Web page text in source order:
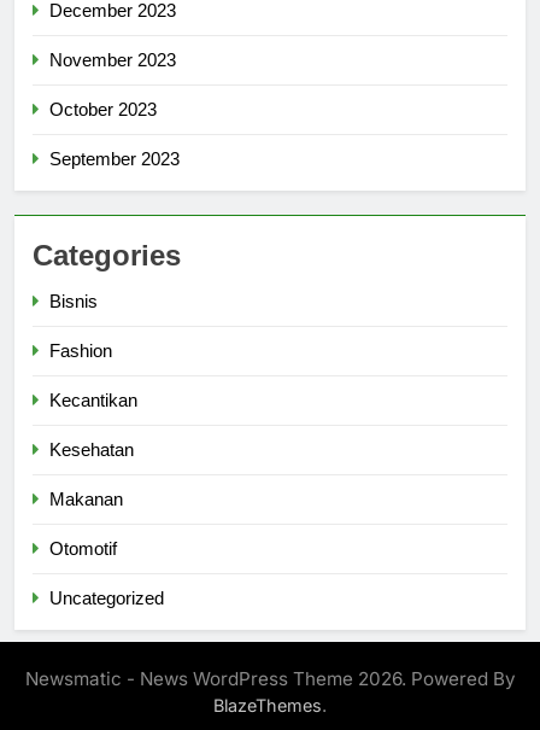
December 2023
November 2023
October 2023
September 2023
Categories
Bisnis
Fashion
Kecantikan
Kesehatan
Makanan
Otomotif
Uncategorized
Newsmatic - News WordPress Theme 2026. Powered By
BlazeThemes.